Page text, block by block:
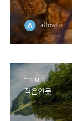
allowto
TIME
작은연못